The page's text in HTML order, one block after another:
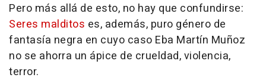
Pero más allá de esto, no hay que confundirse:
Seres malditos es, además, puro género de
fantasía negra en cuyo caso Eba Martín Muñoz
no se ahorra un ápice de crueldad, violencia,
terror.